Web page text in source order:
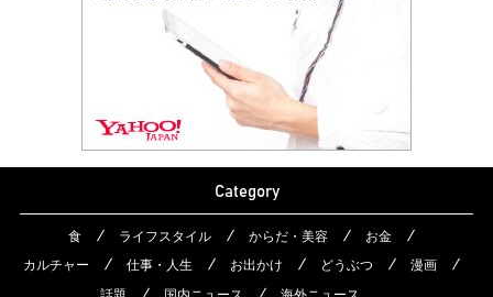
Category
食 ライフスタイル からだ・美容
お金
カルチャー
仕事・人生 お出かけ どうぶつ
漫画